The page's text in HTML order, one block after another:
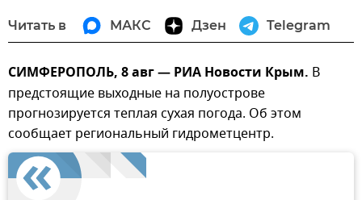
Читать в МАКС Дзен Telegram
СИМФЕРОПОЛЬ, 8 авг — РИА Новости Крым. В
предстоящие выходные на полуострове
прогнозируется теплая сухая погода. Об этом
сообщает региональный гидрометцентр.